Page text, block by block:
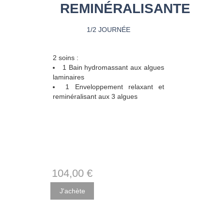
REMINÉRALISANTE
1/2 JOURNÉE
2 soins :
1 Bain hydromassant aux algues
laminaires
1 Enveloppement relaxant et
reminéralisant aux 3 algues
104,00 €